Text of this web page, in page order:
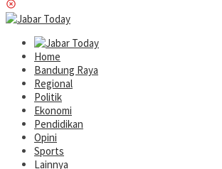
Home
Bandung Raya
Regional
Politik
Ekonomi
Pendidikan
Opini
Sports
Lainnya